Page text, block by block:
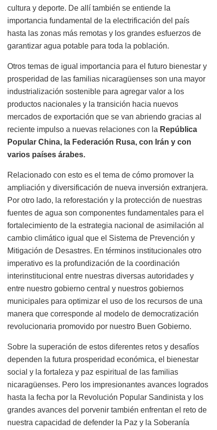
cultura y deporte. De allí también se entiende la
importancia fundamental de la electrificación del país
hasta las zonas más remotas y los grandes esfuerzos de
garantizar agua potable para toda la población.
Otros temas de igual importancia para el futuro bienestar y
prosperidad de las familias nicaragüenses son una mayor
industrialización sostenible para agregar valor a los
productos nacionales y la transición hacia nuevos
mercados de exportación que se van abriendo gracias al
reciente impulso a nuevas relaciones con la República
Popular China, la Federación Rusa, con Irán y con
varios países árabes.
Relacionado con esto es el tema de cómo promover la
ampliación y diversificación de nueva inversión extranjera.
Por otro lado, la reforestación y la protección de nuestras
fuentes de agua son componentes fundamentales para el
fortalecimiento de la estrategia nacional de asimilación al
cambio climático igual que el Sistema de Prevención y
Mitigación de Desastres. En términos institucionales otro
imperativo es la profundización de la coordinación
interinstitucional entre nuestras diversas autoridades y
entre nuestro gobierno central y nuestros gobiernos
municipales para optimizar el uso de los recursos de una
manera que corresponde al modelo de democratización
revolucionaria promovido por nuestro Buen Gobierno.
Sobre la superación de estos diferentes retos y desafíos
dependen la futura prosperidad económica, el bienestar
social y la fortaleza y paz espiritual de las familias
nicaragüenses. Pero los impresionantes avances logrados
hasta la fecha por la Revolución Popular Sandinista y los
grandes avances del porvenir también enfrentan el reto de
nuestra capacidad de defender la Paz y la Soberanía